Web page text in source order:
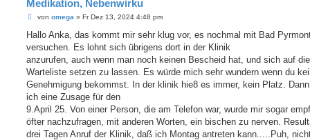
Medikation, Nebenwirku
B
i
r
a
von omega » Fr Dez 13, 2024 4:48 pm
Hallo Anka, das kommt mir sehr klug vor, es nochmal mit Bad
versuchen. Es lohnt sich übrigens dort in der Klinik
anzurufen, auch wenn man noch keinen Bescheid hat, und sich auf die
Warteliste setzen zu lassen. Es würde mich sehr wundern wenn du
Genehmigung bekommst. In der klinik hie8 es immer, kein Platz.
ich eine Zusage für den
9.April 25. Von einer Person, die am Telefon war, wurde mir sogar
öfter nachzufragen, mit anderen Worten, ein bischen zu nerven.
drei Tagen Anruf der Klinik, daß ich Montag antreten kann.....Puh,